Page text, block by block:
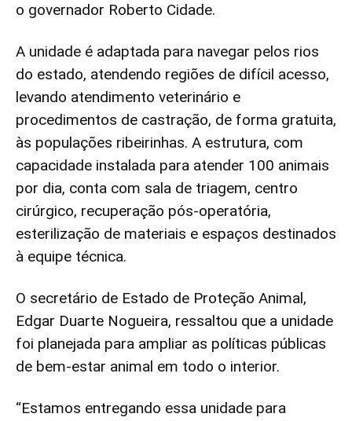
o governador Roberto Cidade.
A unidade é adaptada para navegar pelos rios
do estado, atendendo regiões de difícil acesso,
levando atendimento veterinário e
procedimentos de castração, de forma gratuita,
às populações ribeirinhas. A estrutura, com
capacidade instalada para atender 100 animais
por dia, conta com sala de triagem, centro
cirúrgico, recuperação pós-operatória,
esterilização de materiais e espaços destinados
à equipe técnica.
O secretário de Estado de Proteção Animal,
Edgar Duarte Nogueira, ressaltou que a unidade
foi planejada para ampliar as políticas públicas
de bem-estar animal em todo o interior.
“Estamos entregando essa unidade para